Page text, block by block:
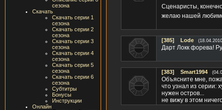
сезона
Скачать
Скачать серии 1
сезона
Скачать серии 2
сезона
Скачать серии 3
сезона
Скачать серии 4
сезона
Скачать серии 5
сезона
Скачать серии 6
сезона
Субтитры
Бонусы
Инструкции
Онлайн
Сценаристы,
желаю нашей
[385] Lode
Дарт Локк форева!
[383] Smart1994
Объясните мне,
что узнал из серии:
нужен остров...
не вижу в этом